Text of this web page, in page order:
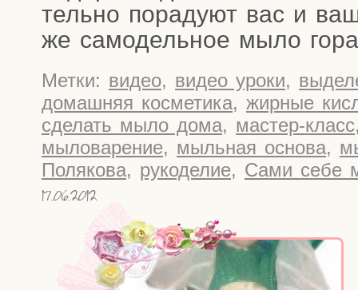
тель­но пора­ду­ют вас и
же само­дель­ное мыло
Метки: видео, видео уроки,
домашняя косметика, жирные
сделать мыло дома, мастер-класс
мыловарение, мыльная основа,
Полякова, рукоделие, Сами себе
17.06.2012